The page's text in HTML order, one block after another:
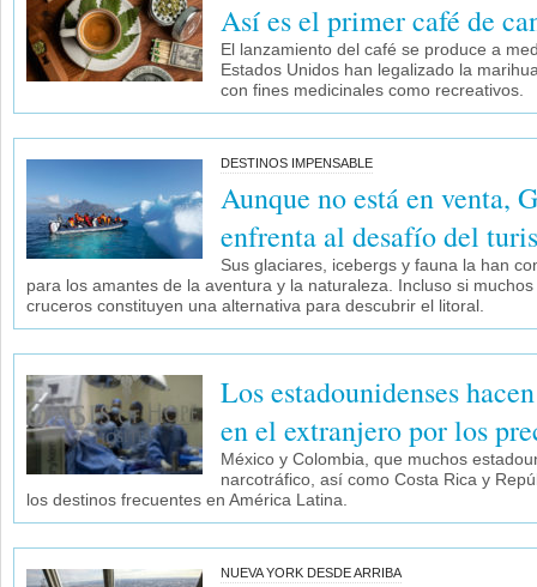
Así es el primer café de
El lanzamiento del café se produce a
Estados Unidos han legalizado la
con fines medicinales como recreativos.
DESTINOS IMPENSABLE
Aunque no está en venta,
enfrenta al desafío del
Sus glaciares, icebergs y fauna la han
para los amantes de la aventura y la naturaleza. Incluso si
cruceros constituyen una alternativa para descubrir el litoral.
Los estadounidenses
en el extranjero por los
México y Colombia, que muchos
narcotráfico, así como Costa Rica y
los destinos frecuentes en América Latina.
NUEVA YORK DESDE ARRIBA